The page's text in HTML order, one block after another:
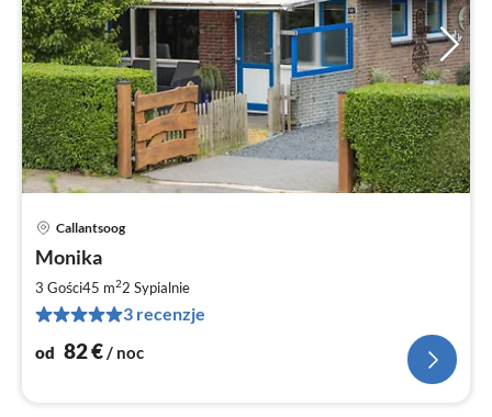
Callantsoog
Monika
3 Gości45 m22 Sypialnie
3 recenzje
od 82€/ noc